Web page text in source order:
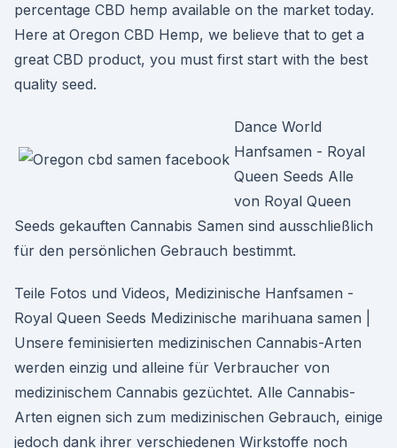
percentage CBD hemp available on the market today.
Here at Oregon CBD Hemp, we believe that to get a
great CBD product, you must first start with the best
quality seed.
Dance World
Hanfsamen - Royal
Queen Seeds Alle
von Royal Queen
Seeds gekauften Cannabis Samen sind ausschließlich
für den persönlichen Gebrauch bestimmt.
Teile Fotos und Videos, Medizinische Hanfsamen -
Royal Queen Seeds Medizinische marihuana samen |
Unsere feminisierten medizinischen Cannabis-Arten
werden einzig und alleine für Verbraucher von
medizinischem Cannabis gezüchtet. Alle Cannabis-
Arten eignen sich zum medizinischen Gebrauch, einige
jedoch dank ihrer verschiedenen Wirkstoffe noch